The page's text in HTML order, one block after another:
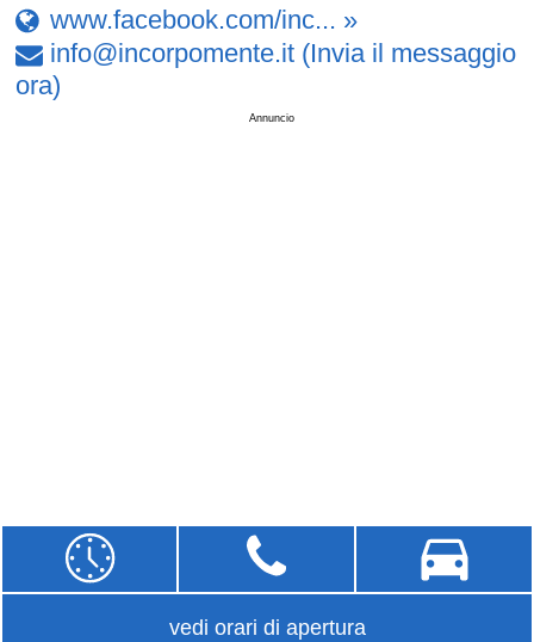
www.facebook.com/inc... »
info@incorpomente.it (Invia il messaggio
ora)
Annuncio
vedi orari di apertura